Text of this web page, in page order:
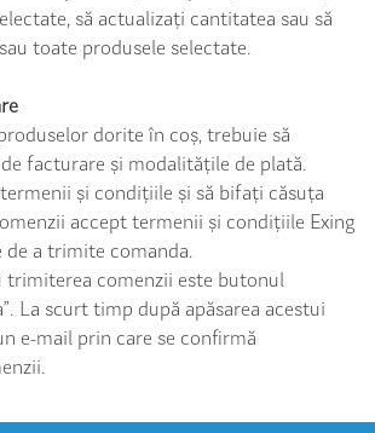
să actualizați cantitatea sau să
toate produsele selectate.
dorite în coș, trebuie să
facturare și modalitățile de plată.
și condițiile și să bifați căsuța
accept termenii și condițiile Exing
a trimite comanda.
trimiterea comenzii este butonul
La scurt timp după apăsarea acestui
e-mail prin care se confirmă